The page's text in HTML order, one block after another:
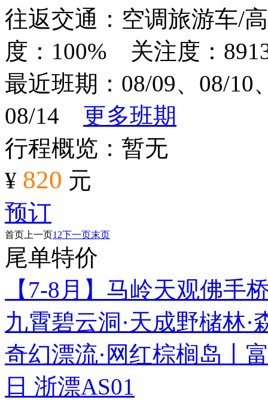
往返交通：空调旅游车
度：100% 关注度：
最近班期：08/09、08/10
08/14 更多班期
行程概览：暂无
¥ 820 元
预订
首页 上一页1 2下一页末页
尾单特价
【7-8月】马岭天观佛手
九霄碧云洞·天成野槠林
奇幻漂流·网红棕榈岛丨
日 浙漂AS01